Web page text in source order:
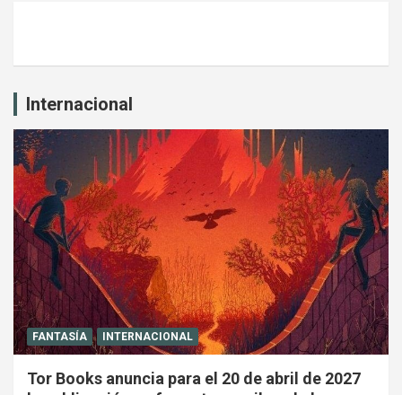
Internacional
FANTASÍA INTERNACIONAL
Tor Books anuncia para el 20 de abril de 2027